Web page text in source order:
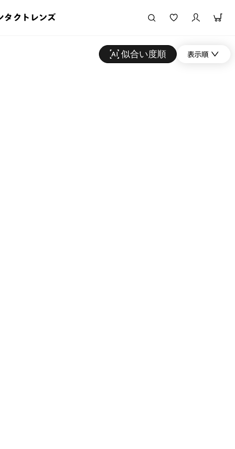
タクトレンズ
似合い度順 表示順